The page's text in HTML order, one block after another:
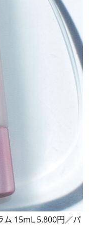
ム 15mL 5,800円／パ